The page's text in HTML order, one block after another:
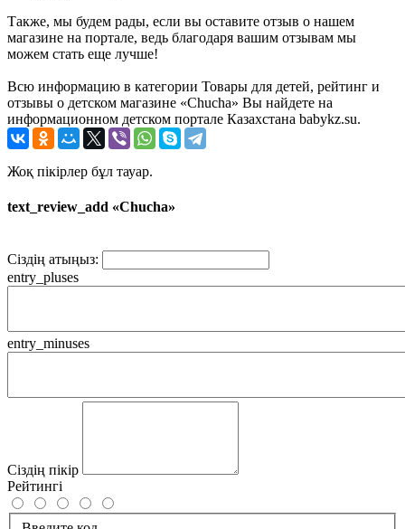
Также, мы будем рады, если вы оставите отзыв о нашем
магазине на портале, ведь благодаря вашим отзывам мы
можем стать еще лучше!
Всю информацию в категории Товары для детей, рейтинг и
отзывы о детском магазине «Chucha» Вы найдете на
информационном детском портале Казахстана babykz.su.
Жоқ пікірлер бұл тауар.
text_review_add «Chucha»
Сіздің атыңыз:
entry_pluses
entry_minuses
Сіздің пікір
Рейтингі